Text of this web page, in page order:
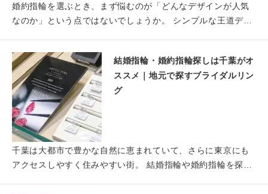
婚約指輪を選ぶとき、まず悩むのが「どんなデザインが人気
なのか」という点ではないでしょうか。 シンプルな王道デザ
結婚指輪・婚約指輪探しは千葉がオ
ススメ｜地元で探すブライダルリン
グ
千葉は大都市で豊かな自然に恵まれていて、さらに東京にも
アクセスしやすく住みやすい街。 結婚指輪や婚約指輪を探す